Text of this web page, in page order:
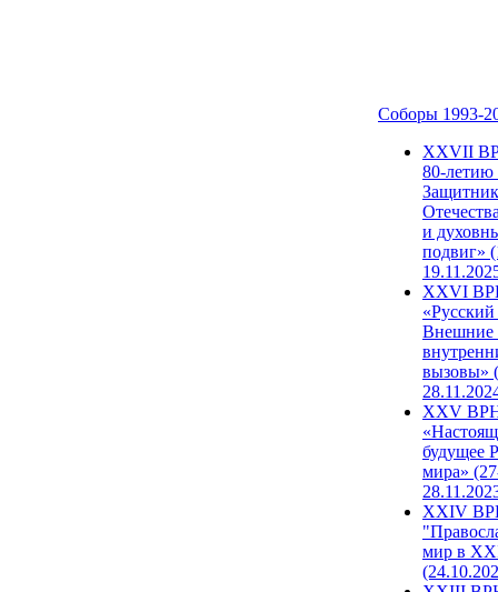
Соборы 1993-
ХХVII
80-
и
подвиг»
XXVI
Внешние
вызовы»
XXV
будущее
мира»
XXIV
мир в